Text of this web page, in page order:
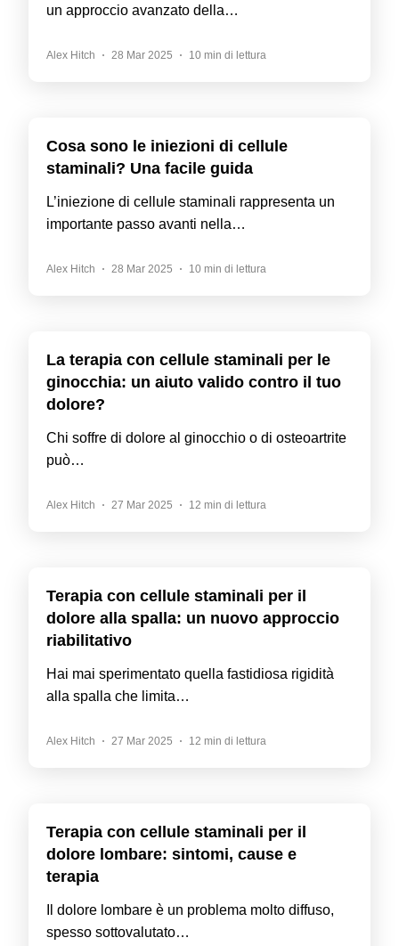
un approccio avanzato della…
Alex Hitch 28 Mar 2025 10 min di lettura
Cosa sono le iniezioni di cellule
staminali? Una facile guida
L’iniezione di cellule staminali rappresenta un
importante passo avanti nella…
Alex Hitch 28 Mar 2025 10 min di lettura
La terapia con cellule staminali per le
ginocchia: un aiuto valido contro il tuo
dolore?
Chi soffre di dolore al ginocchio o di osteoartrite
può…
Alex Hitch 27 Mar 2025 12 min di lettura
Terapia con cellule staminali per il
dolore alla spalla: un nuovo approccio
riabilitativo
Hai mai sperimentato quella fastidiosa rigidità
alla spalla che limita…
Alex Hitch 27 Mar 2025 12 min di lettura
Terapia con cellule staminali per il
dolore lombare: sintomi, cause e
terapia
Il dolore lombare è un problema molto diffuso,
spesso sottovalutato…